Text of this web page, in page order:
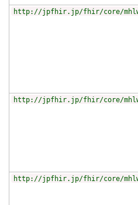
http://jpfhir.jp/fhir/core/mhlw/
http://jpfhir.jp/fhir/core/mhlw/
http://jpfhir.jp/fhir/core/mhlw/